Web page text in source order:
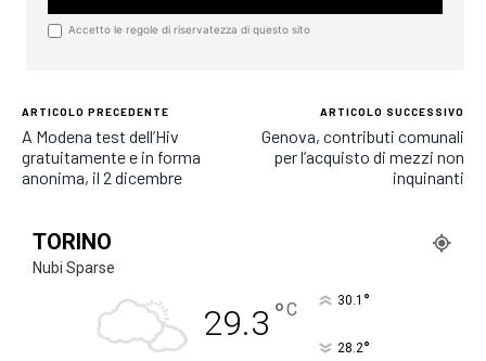
Accetto le regole di riservatezza di questo sito
ARTICOLO PRECEDENTE
A Modena test dell’Hiv
gratuitamente e in forma
anonima, il 2 dicembre
ARTICOLO SUCCESSIVO
Genova, contributi comunali
per l’acquisto di mezzi non
inquinanti
TORINO
Nubi Sparse
29.3 °C 30.1 °
28.2°